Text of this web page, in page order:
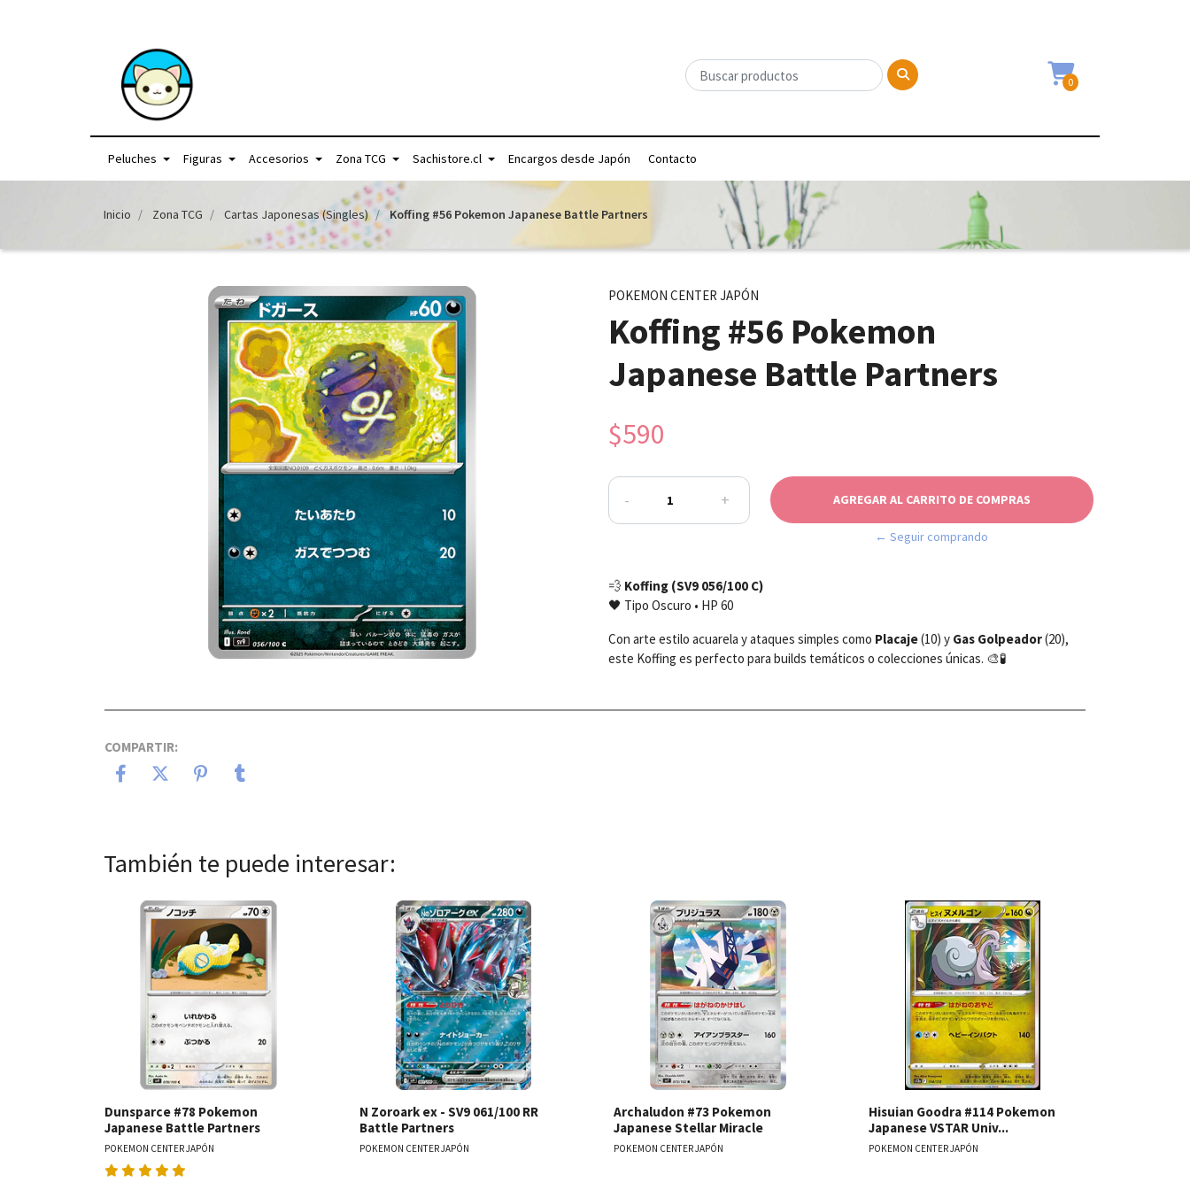
0
Peluches Figuras Accesorios Zona TCG Sachistore.cl Encargos desde Japón Contacto
Inicio Zona TCG Cartas Japonesas (Singles) Koffing #56 Pokemon Japanese Battle Partners
POKEMON CENTER JAPÓN
Koffing #56 Pokemon
Japanese Battle Partners
$590
- +
← Seguir comprando
💨 Koffing (SV9 056/100 C)
🖤 Tipo Oscuro • HP 60
Con arte estilo acuarela y ataques simples como Placaje(10) y Gas Golpeador(20),
este Koffing es perfecto para builds temáticos o colecciones únicas. 🎨🧪
COMPARTIR:
También te puede interesar:
Ver detalles
Dunsparce #78 Pokemon
Japanese Battle Partners
POKEMON CENTER JAPÓN
Ver detalles
N Zoroark ex - SV9 061/100 RR
Battle Partners
POKEMON CENTER JAPÓN
Ver detalles
Archaludon #73 Pokemon
Japanese Stellar Miracle
POKEMON CENTER JAPÓN
Ver detalles
Hisuian Goodra #114 Pokemon
Japanese VSTAR Univ...
POKEMON CENTER JAPÓN